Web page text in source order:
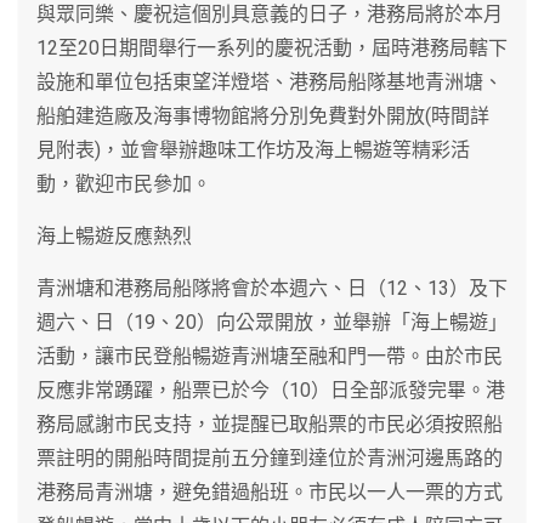
與眾同樂、慶祝這個別具意義的日子，港務局將於本月
12至20日期間舉行一系列的慶祝活動，屆時港務局轄下
設施和單位包括東望洋燈塔、港務局船隊基地青洲塘、
船舶建造廠及海事博物館將分別免費對外開放(時間詳
見附表)，並會舉辦趣味工作坊及海上暢遊等精彩活
動，歡迎市民參加。
海上暢遊反應熱烈
青洲塘和港務局船隊將會於本週六、日（12、13）及下
週六、日（19、20）向公眾開放，並舉辦「海上暢遊」
活動，讓市民登船暢遊青洲塘至融和門一帶。由於市民
反應非常踴躍，船票已於今（10）日全部派發完畢。港
務局感謝市民支持，並提醒已取船票的市民必須按照船
票註明的開船時間提前五分鐘到達位於青洲河邊馬路的
港務局青洲塘，避免錯過船班。市民以一人一票的方式